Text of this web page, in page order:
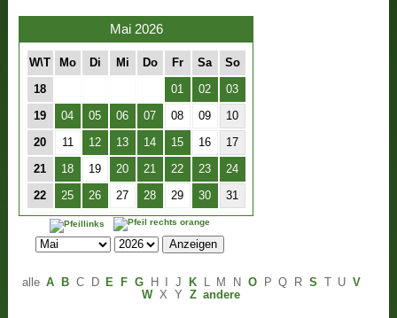
Mai 2026
W\T Mo Di Mi Do Fr Sa So
18 01 02 03
19 04 05 06 07 08 09 10
20 11 12 13 14 15 16 17
21 18 19 20 21 22 23 24
22 25 26 27 28 29 30 31
alle A B C D E F G H J K L M N O P Q R S U V
W X Y Z andere